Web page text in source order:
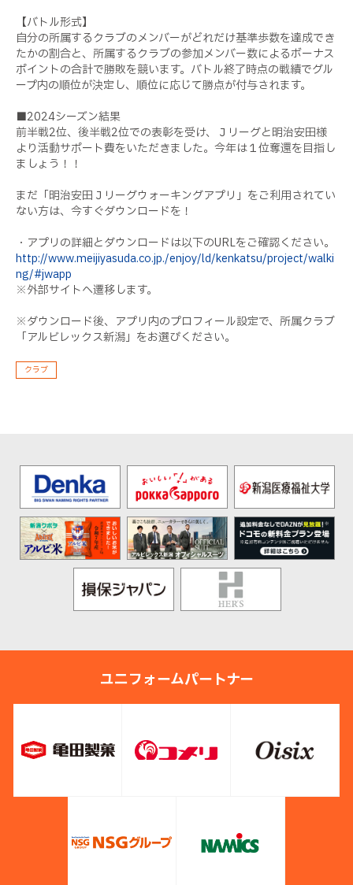
【バトル形式】
自分の所属するクラブのメンバーがどれだけ基準歩数を達成でき
たかの割合と、所属するクラブの参加メンバー数によるボーナス
ポイントの合計で勝敗を競います。バトル終了時点の戦績でグル
ープ内の順位が決定し、順位に応じて勝点が付与されます。
■2024シーズン結果
前半戦2位、後半戦2位での表彰を受け、Ｊリーグと明治安田様
より活動サポート費をいただきました。今年は１位奪還を目指し
ましょう！！
まだ「明治安田Ｊリーグウォーキングアプリ」をご利用されてい
ない方は、今すぐダウンロードを！
・アプリの詳細とダウンロードは以下のURLをご確認ください。
http://www.meijiyasuda.co.jp./enjoy/ld/kenkatsu/project/walki
ng/#jwapp
※外部サイトへ遷移します。
※ダウンロード後、アプリ内のプロフィール設定で、所属クラブ
「アルビレックス新潟」をお選びください。
クラブ
ユニフォームパートナー